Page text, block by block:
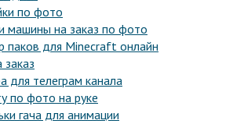
по фото
машины на заказ по фото
паков для Minecraft онлайн
заказ
для телеграм канала
по фото на руке
гача для анимации